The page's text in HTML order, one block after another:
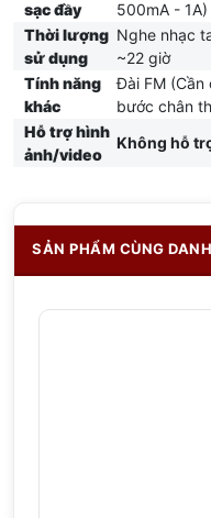
sạc đầy
500mA - 1A)
Thời lượng
sử dụng
Nghe nhạc
~22 giờ
Tính năng
khác
Đài FM (Cần
bước chân
Hỗ trợ hình
ảnh/video
Không hỗ
SẢN PHẨM CÙNG